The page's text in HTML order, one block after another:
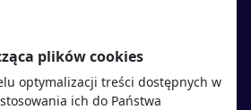
Polityka cookies
Polityka prywatności
plików cookies
optymalizacji treści dostępnych w
ich do Państwa